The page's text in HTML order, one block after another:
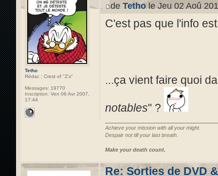
Tetho
Rédac : Crest of "Z's"
Messages: 19770
Inscription: Ven 06 Avr 2007,
17:44
de Tetho le Jeu 02 Aoû
C'est pas que l'info
...ça vient faire quoi
notables" ?
Achieve your mission with all your might.
Despair not till your last breath.
Make your death count.
Re: Sorties de DVD